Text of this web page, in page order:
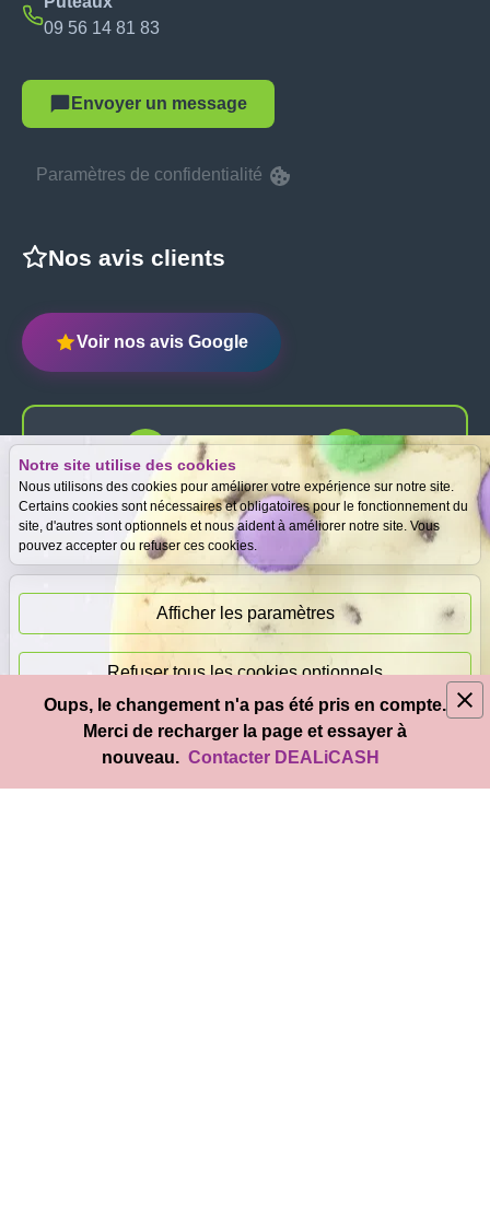
Notre site utilise des cookies
Nous utilisons des cookies pour améliorer votre expérience sur notre site.
Certains cookies sont nécessaires et obligatoires pour le fonctionnement du
site, d'autres sont optionnels et nous aident à améliorer notre site. Vous
pouvez accepter ou refuser ces cookies.
Afficher les paramètres
Refuser tous les cookies optionnels
Accepter tous les cookies
09 56 14 81 83
Envoyer un message
Paramètres de confidentialité
Nos avis clients
Voir nos avis Google
Expertise
gratuite
Meilleurs prix
garantis
Paiement
immédiat
© 2026 DEALiCASH- Tous droits réservés
Oups, le changement n'a pas été pris en compte.
Merci de recharger la page et essayer à
nouveau. Contacter DEALiCASH